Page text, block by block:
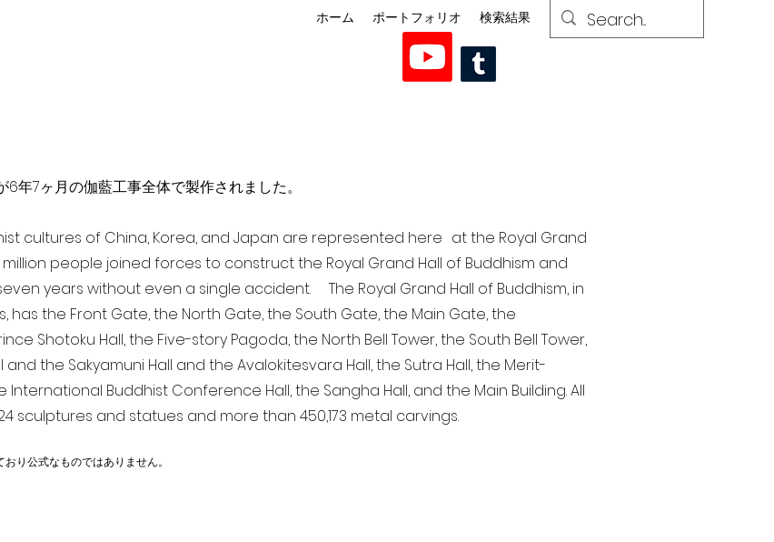
ホーム ポートフォリオ 検索結果
年7ヶ月の伽藍工事全体で製作されました。
cultures of China, Korea, and Japan are represented here at the Royal Grand
million people joined forces to construct the Royal Grand Hall of Buddhism and
years without even a single accident. The Royal Grand Hall of Buddhism, in
has the Front Gate, the North Gate, the South Gate, the Main Gate, the
Shotoku Hall, the Five-story Pagoda, the North Bell Tower, the South Bell Tower,
the Sakyamuni Hall and the Avalokitesvara Hall, the Sutra Hall, the Merit-
International Buddhist Conference Hall, the Sangha Hall, and the Main Building. All
sculptures and statues and more than 450,173 metal carvings.
り公式なものではありません。